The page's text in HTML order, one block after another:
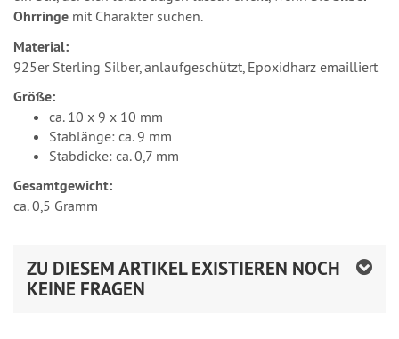
Ohrringe mit Charakter suchen.
Material:
925er Sterling Silber, anlaufgeschützt, Epoxidharz emailliert
Größe:
ca. 10 x 9 x 10 mm
Stablänge: ca. 9 mm
Stabdicke: ca. 0,7 mm
Gesamtgewicht:
ca. 0,5 Gramm
ZU DIESEM ARTIKEL EXISTIEREN NOCH
KEINE FRAGEN